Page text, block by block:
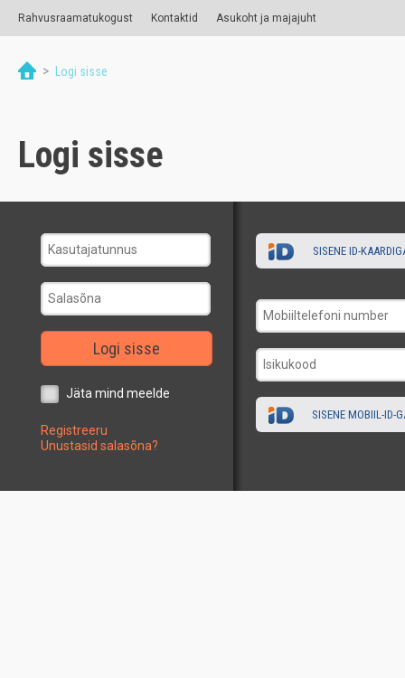
Rahvusraamatukogust Kontaktid Asukoht ja majajuht
> Logi sisse
Logi sisse
Logi sisse
Jäta mind meelde
Registreeru
Unustasid salasõna?
SISENE ID-
SISENE MOBIIL-ID-